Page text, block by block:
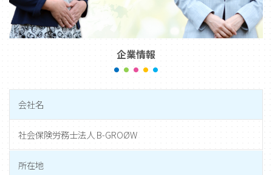
企業情報
会社名
社会保険労務士法人 B-GROØW
所在地